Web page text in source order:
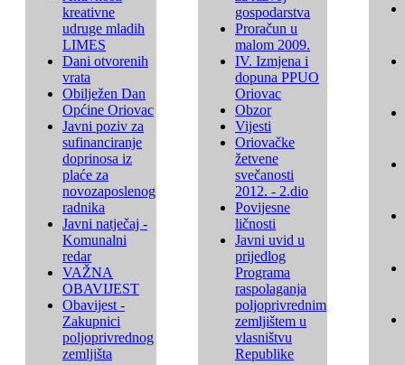
kreativne
udruge mladih
LIMES
Dani otvorenih
vrata
Obilježen Dan
Općine Oriovac
Javni poziv za
sufinanciranje
doprinosa iz
plaće za
novozaposlenog
radnika
Javni natječaj -
Komunalni
redar
VAŽNA
OBAVIJEST
Obavijest -
Zakupnici
poljoprivrednog
zemljišta
gospodarstva
Proračun u
malom 2009.
IV. Izmjena i
dopuna PPUO
Oriovac
Obzor
Vijesti
Oriovačke
žetvene
svečanosti
2012. - 2.dio
Povijesne
ličnosti
Javni uvid u
prijedlog
Programa
raspolaganja
poljoprivrednim
zemljištem u
vlasništvu
Republike